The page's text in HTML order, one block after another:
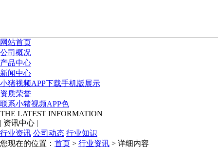
网站首页
公司概况
产品中心
新闻中心
小猪视频APP下载手机版展示
资质荣誉
联系小猪视频APP色
THE LATEST INFORMATION
| 资讯中心 |
行业资讯 公司动态 行业知识
您现在的位置： 首页 > 行业资讯 > 详细内容